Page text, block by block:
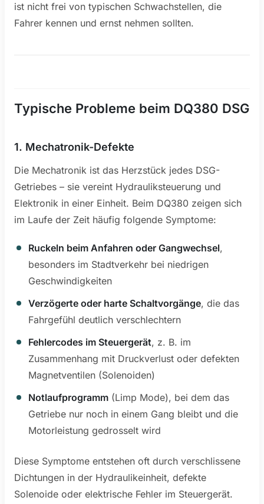
ist nicht frei von typischen Schwachstellen, die
Fahrer kennen und ernst nehmen sollten.
Typische Probleme beim DQ380 DSG
1. Mechatronik-Defekte
Die Mechatronik ist das Herzstück jedes DSG-
Getriebes – sie vereint Hydrauliksteuerung und
Elektronik in einer Einheit. Beim DQ380 zeigen sich
im Laufe der Zeit häufig folgende Symptome:
Ruckeln beim Anfahren oder Gangwechsel,
besonders im Stadtverkehr bei niedrigen
Geschwindigkeiten
Verzögerte oder harte Schaltvorgänge, die das
Fahrgefühl deutlich verschlechtern
Fehlercodes im Steuergerät, z. B. im
Zusammenhang mit Druckverlust oder defekten
Magnetventilen (Solenoiden)
Notlaufprogramm (Limp Mode), bei dem das
Getriebe nur noch in einem Gang bleibt und die
Motorleistung gedrosselt wird
Diese Symptome entstehen oft durch verschlissene
Dichtungen in der Hydraulikeinheit, defekte
Solenoide oder elektrische Fehler im Steuergerät.